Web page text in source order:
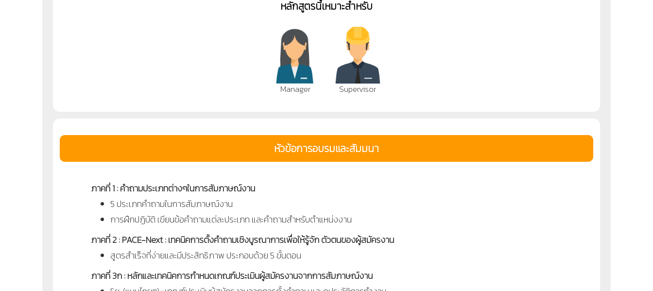
หลักสูตรนี้เหมาะสำหรับ
Manager Supervisor
หัวข้อการอบรมและสัมมนา
ภาคที่ 1 : คำถามประเภทต่างๆในการสัมภาษณ์งาน
5 ประเภทคำถามในการสัมภาษณ์งาน
การฝึกปฏิบัติ เขียนข้อคำถามแต่ละประเภท และคำถามสำหรับตำแหน่งงาน
ภาคที่ 2 : PACE-Next : เทคนิคการตั้งคำถามเชิงบูรณาการเพื่อให้รู้จัก ตัวตนของผู้สมัครงาน
สูตรสำเร็จที่ง่ายและมีประสิทธิภาพ ประกอบด้วย 5 ขั้นตอน
ภาคที่ 3ก : หลักและเทคนิคการกำหนดเกณฑ์ประเมินผู้สมัครงานจากการสัมภาษณ์งาน